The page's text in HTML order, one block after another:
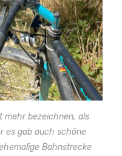
mehr bezeichnen, als
es gab auch schöne
Bahnstrecke